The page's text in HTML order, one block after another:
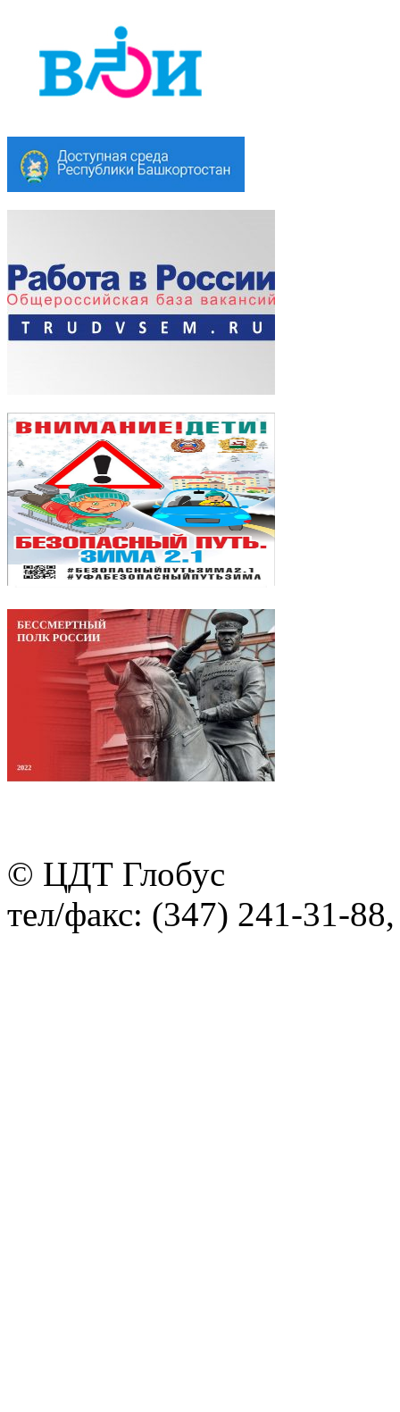
© ЦДТ Глобус
тел/факс: (347) 241-31-